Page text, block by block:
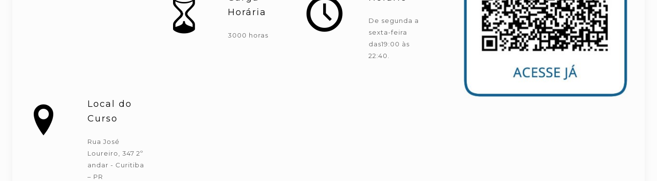
Horária
3000 horas
De segunda a
sexta-feira
das19:00 às
22:40.
Local do
Curso
Rua José
Loureiro, 347 2º
andar - Curitiba
– PR